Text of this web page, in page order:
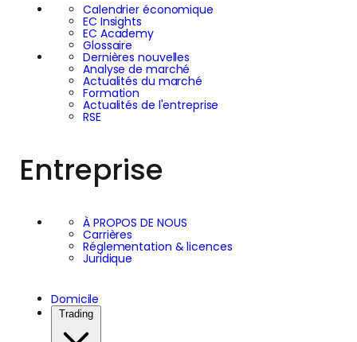
Calendrier économique
EC Insights
EC Academy
Glossaire
Dernières nouvelles
Analyse de marché
Actualités du marché
Formation
Actualités de l'entreprise
RSE
Entreprise
À PROPOS DE NOUS
Carrières
Réglementation & licences
Juridique
Domicile
Trading